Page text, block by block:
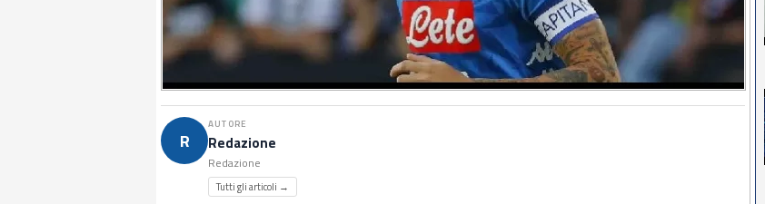
R
AUTORE
Redazione
Redazione
Tutti gli articoli →